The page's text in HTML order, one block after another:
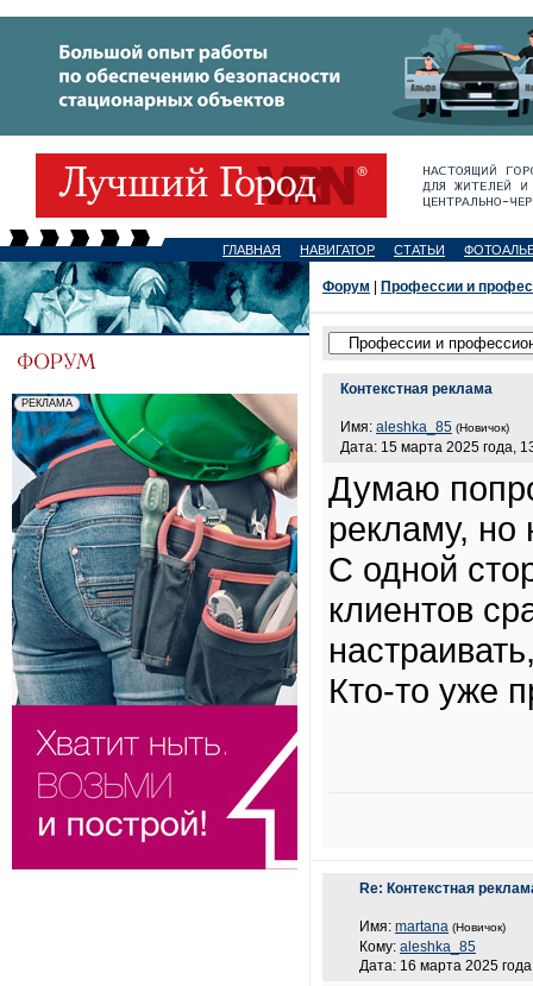
ГЛАВНАЯ НАВИГАТОР СТАТЬИ
Форум Профессии и
Контекстная реклама
Имя: aleshka_85 (Новичок)
Дата: 15 марта 2025 года,
Думаю
рекламу, но
С одной
клиентов
Кто-то уже
Re: Контекстная
Имя: martana (Новичок)
Кому: aleshka_85
Дата: 16 марта 2025